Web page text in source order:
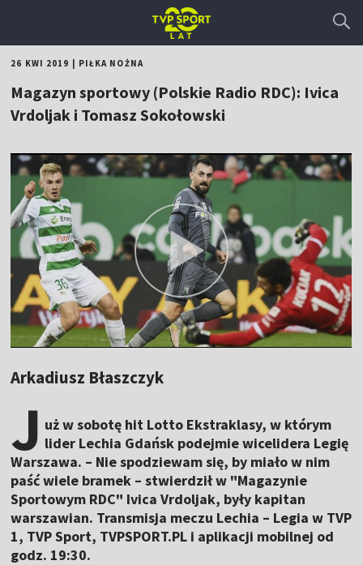
26 KWI 2019 PIŁKA NOŻNA
Magazyn sportowy (Polskie Radio RDC): Ivica
Vrdoljak i Tomasz Sokołowski
Arkadiusz Błaszczyk
J uż w sobotę hit Lotto Ekstraklasy, w którym
lider Lechia Gdańsk podejmie wicelidera Legię
Warszawa. – Nie spodziewam się, by miało w nim
paść wiele bramek – stwierdził w "Magazynie
Sportowym RDC" Ivica Vrdoljak, były kapitan
warszawian. Transmisja meczu Lechia – Legia w TVP
1, TVP Sport, TVPSPORT.PL i aplikacji mobilnej od
godz. 19:30.